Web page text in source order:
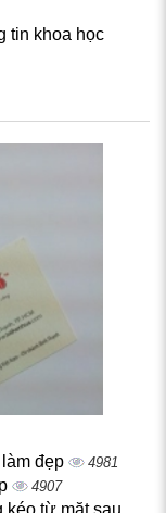
tin khoa học
đẹp 4981
4907
kéo từ mặt sau